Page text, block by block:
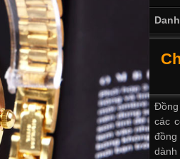
Đồng
các
dành